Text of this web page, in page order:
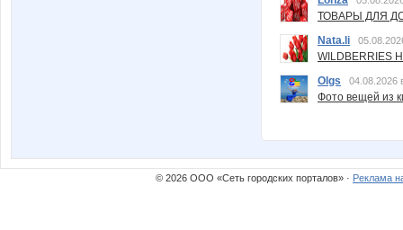
ТОВАРЫ ДЛЯ
Nata.li
Olgs
04.08.2026
Фото вещей из
© 2026 ООО «Сеть городских порталов» · Реклама